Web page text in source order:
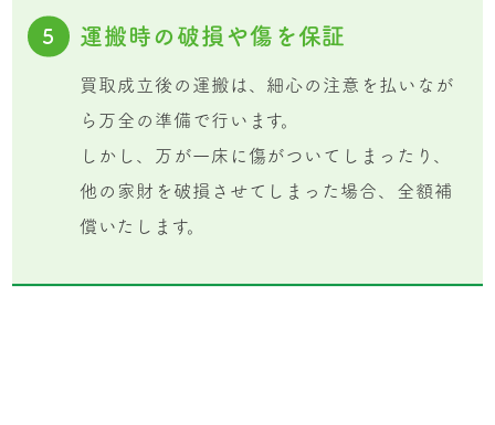
5 運搬時の破損や傷を保証
買取成立後の運搬は、細心の注意を払いなが
ら万全の準備で行います。
しかし、万が一床に傷がついてしまったり、
他の家財を破損させてしまった場合、全額補
償いたします。